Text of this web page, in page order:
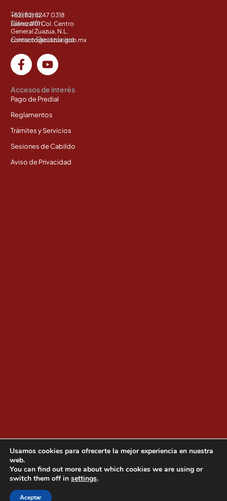
Teléfono:
+52 (82) 5247 0318
Dirección
Juárez #111 Col. Centro
General Zuazua, N.L.
Correo Electrónico
contacto@zuazua.gob.mx
Accesos de interés
Pago de Predial
Reglamentos
Trámites y Servicios
Sesiones de Cabildo
Aviso de Privacidad
Copyright © Gobierno de General Zuazua, todos los derechos
Usamos cookies para ofrecerte la mejor experiencia en nuestra
web.
You can find out more about which cookies we are using or
switch them off in settings.
Aceptar